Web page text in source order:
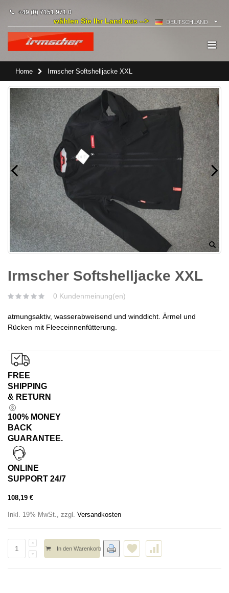
+49 (0) 7151 971 0
wählen Sie Ihr Land aus --> DEUTSCHLAND
Home Irmscher Softshelljacke XXL
Irmscher Softshelljacke XXL
0 Kundenmeinung(en)
atmungsaktiv, wasserabweisend und winddicht. Ärmel und
Rücken mit Fleeceinnenfütterung.
FREE
SHIPPING
& RETURN
100% MONEY
BACK
GUARANTEE.
ONLINE
SUPPORT 24/7
108,19 €
Inkl. 19% MwSt., zzgl. Versandkosten
In den Warenkorb